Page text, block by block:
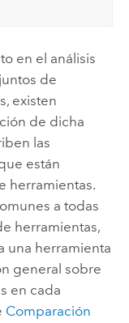
en el análisis
de
, existen
de dicha
las
están
herramientas.
a todas
herramientas,
una herramienta
general sobre
en cada
Comparación